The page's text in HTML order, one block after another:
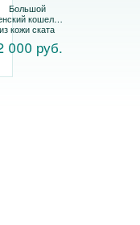
Большой
кошелек
из кожи ската
000 руб.